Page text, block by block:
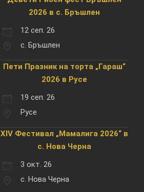
2026 в с. Бръшлен
12 сеп. 26
с. Бръшлен
Пети Празник на торта „Гараш“
2026 в Русе
19 сеп. 26
Русе
XIV Фестивал „Мамалига 2026“ в
с. Нова Черна
3 окт. 26
с. Нова Черна